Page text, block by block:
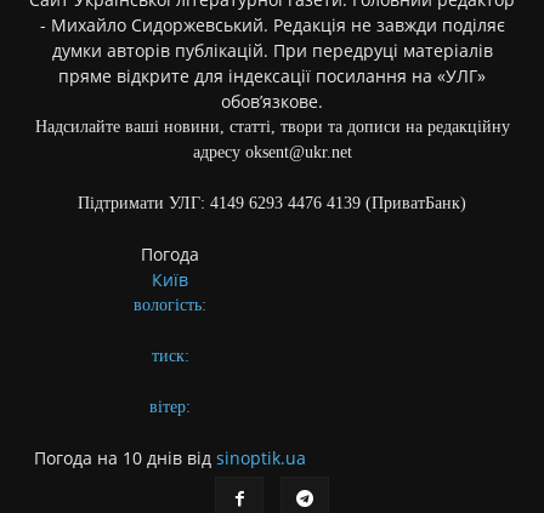
- Михайло Сидоржевський. Редакція не завжди поділяє
думки авторів публікацій. При передруці матеріалів
пряме відкрите для індексації посилання на «УЛГ»
обов’язкове.
Надсилайте ваші новини, статті, твори та дописи на редакційну
адресу oksent@ukr.net
Підтримати УЛГ: 4149 6293 4476 4139 (ПриватБанк)
Погода
Київ
вологість:
тиск:
вітер:
Погода на 10 днів від sinoptik.ua